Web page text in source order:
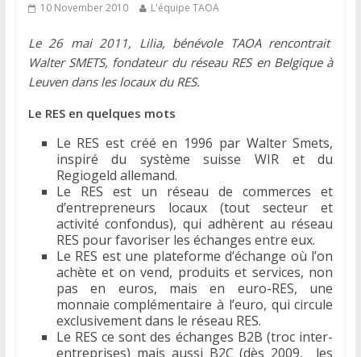
10 November 2010 L'équipe TAOA
Le 26 mai 2011, Lilia, bénévole TAOA rencontrait
Walter SMETS, fondateur du réseau RES en Belgique à
Leuven dans les locaux du RES.
Le RES en quelques mots
Le RES est créé en 1996 par Walter Smets,
inspiré du système suisse WIR et du
Regiogeld allemand.
Le RES est un réseau de commerces et
d’entrepreneurs locaux (tout secteur et
activité confondus), qui adhèrent au réseau
RES pour favoriser les échanges entre eux.
Le RES est une plateforme d’échange où l’on
achète et on vend, produits et services, non
pas en euros, mais en euro-RES, une
monnaie complémentaire à l’euro, qui circule
exclusivement dans le réseau RES.
Le RES ce sont des échanges B2B (troc inter-
entreprises) mais aussi B2C (dès 2009, les